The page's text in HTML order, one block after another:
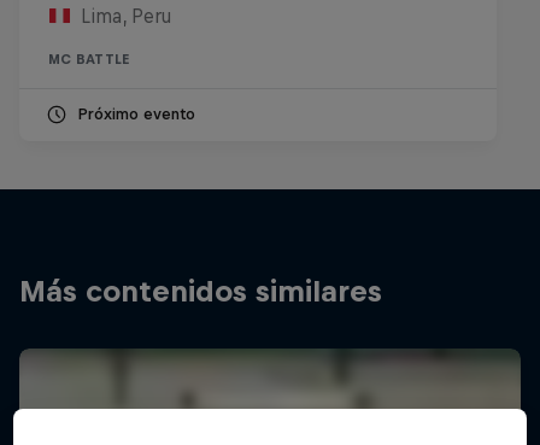
Lima, Peru
MC BATTLE
Próximo evento
Más contenidos similares